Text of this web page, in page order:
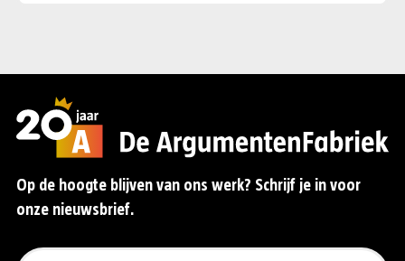
Op de hoogte blijven van ons werk? Schrijf je in voor
onze nieuwsbrief.